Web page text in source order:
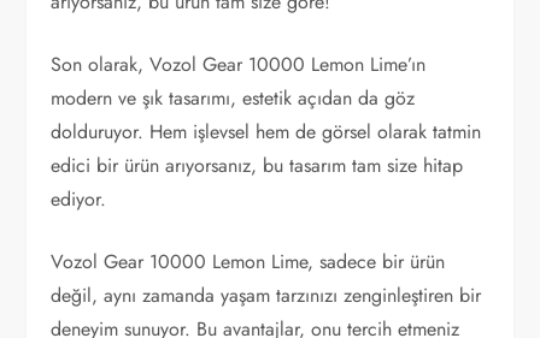
Son olarak, Vozol Gear 10000 Lemon Lime’ın
modern ve şık tasarımı, estetik açıdan da göz
dolduruyor. Hem işlevsel hem de görsel olarak tatmin
edici bir ürün arıyorsanız, bu tasarım tam size hitap
ediyor.
Vozol Gear 10000 Lemon Lime, sadece bir ürün
değil, aynı zamanda yaşam tarzınızı zenginleştiren bir
deneyim sunuyor. Bu avantajlar, onu tercih etmeniz